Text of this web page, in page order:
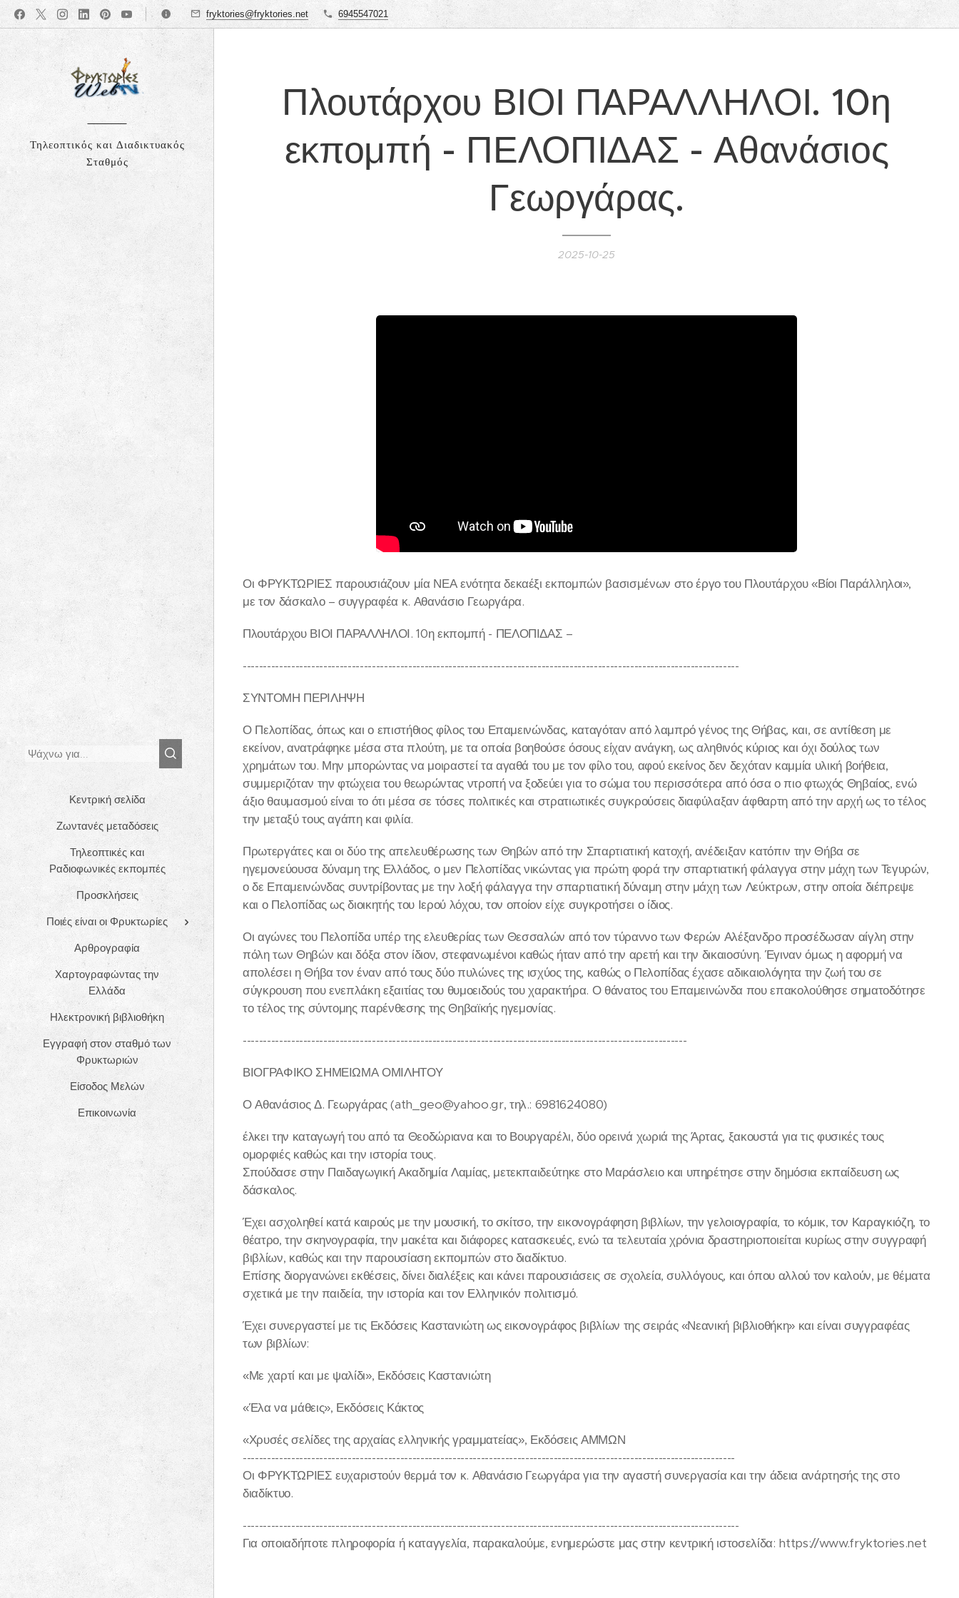
fryktories@fryktories.net 6945547021
Τηλεοπτικός και Διαδικτυακός
Σταθμός
Κεντρική σελίδα
Ζωντανές μεταδόσεις
Τηλεοπτικές και
Ραδιοφωνικές εκπομπές
Προσκλήσεις
Ποιές είναι οι Φρυκτωρίες
Αρθρογραφία
Χαρτογραφώντας την
Ελλάδα
Ηλεκτρονική βιβλιοθήκη
Εγγραφή στον σταθμό των
Φρυκτωριών
Είσοδος Μελών
Επικοινωνία
Πλουτάρχου ΒΙΟΙ ΠΑΡΑΛΛΗΛΟΙ. 10η
εκπομπή - ΠΕΛΟΠΙΔΑΣ - Αθανάσιος
Γεωργάρας.
2025-10-25
Οι ΦΡΥΚΤΩΡΙΕΣ παρουσιάζουν μία ΝΕΑ ενότητα δεκαέξι εκπομπών βασισμένων στο έργο του Πλουτάρχου «Βίοι Παράλληλοι»,
με τον δάσκαλο – συγγραφέα κ. Αθανάσιο Γεωργάρα.
Πλουτάρχου ΒΙΟΙ ΠΑΡΑΛΛΗΛΟΙ. 10η εκπομπή - ΠΕΛΟΠΙΔΑΣ –
---------------------------------------------------------------------------------------------------------------------------
ΣΥΝΤΟΜΗ ΠΕΡΙΛΗΨΗ
Ο Πελοπίδας, όπως και ο επιστήθιος φίλος του Επαμεινώνδας, καταγόταν από λαμπρό γένος της Θήβας, και, σε αντίθεση με
εκείνον, ανατράφηκε μέσα στα πλούτη, με τα οποία βοηθούσε όσους είχαν ανάγκη, ως αληθινός κύριος και όχι δούλος των
χρημάτων του. Μην μπορώντας να μοιραστεί τα αγαθά του με τον φίλο του, αφού εκείνος δεν δεχόταν καμμία υλική βοήθεια,
συμμεριζόταν την φτώχεια του θεωρώντας ντροπή να ξοδεύει για το σώμα του περισσότερα από όσα ο πιο φτωχός Θηβαίος, ενώ
άξιο θαυμασμού είναι το ότι μέσα σε τόσες πολιτικές και στρατιωτικές συγκρούσεις διαφύλαξαν άφθαρτη από την αρχή ως το τέλος
την μεταξύ τους αγάπη και φιλία.
Πρωτεργάτες και οι δύο της απελευθέρωσης των Θηβών από την Σπαρτιατική κατοχή, ανέδειξαν κατόπιν την Θήβα σε
ηγεμονεύουσα δύναμη της Ελλάδος, ο μεν Πελοπίδας νικώντας για πρώτη φορά την σπαρτιατική φάλαγγα στην μάχη των Τεγυρών,
ο δε Επαμεινώνδας συντρίβοντας με την λοξή φάλαγγα την σπαρτιατική δύναμη στην μάχη των Λεύκτρων, στην οποία διέπρεψε
και ο Πελοπίδας ως διοικητής του Ιερού λόχου, τον οποίον είχε συγκροτήσει ο ίδιος.
Οι αγώνες του Πελοπίδα υπέρ της ελευθερίας των Θεσσαλών από τον τύραννο των Φερών Αλέξανδρο προσέδωσαν αίγλη στην
πόλη των Θηβών και δόξα στον ίδιον, στεφανωμένοι καθώς ήταν από την αρετή και την δικαιοσύνη. Έγιναν όμως η αφορμή να
απολέσει η Θήβα τον έναν από τους δύο πυλώνες της ισχύος της, καθώς ο Πελοπίδας έχασε αδικαιολόγητα την ζωή του σε
σύγκρουση που ενεπλάκη εξαιτίας του θυμοειδούς του χαρακτήρα. Ο θάνατος του Επαμεινώνδα που επακολούθησε σηματοδότησε
το τέλος της σύντομης παρένθεσης της Θηβαϊκής ηγεμονίας.
--------------------------------------------------------------------------------------------------------------
ΒΙΟΓΡΑΦΙΚΟ ΣΗΜΕΙΩΜΑ ΟΜΙΛΗΤΟΥ
Ο Αθανάσιος Δ. Γεωργάρας (ath_geo@yahoo.gr, τηλ.: 6981624080)
έλκει την καταγωγή του από τα Θεοδώριανα και το Βουργαρέλι, δύο ορεινά χωριά της Άρτας, ξακουστά για τις φυσικές τους
ομορφιές καθώς και την ιστορία τους.
Σπούδασε στην Παιδαγωγική Ακαδημία Λαμίας, μετεκπαιδεύτηκε στο Μαράσλειο και υπηρέτησε στην δημόσια εκπαίδευση ως
δάσκαλος.
Έχει ασχοληθεί κατά καιρούς με την μουσική, το σκίτσο, την εικονογράφηση βιβλίων, την γελοιογραφία, το κόμικ, τον Καραγκιόζη, το
θέατρο, την σκηνογραφία, την μακέτα και διάφορες κατασκευές, ενώ τα τελευταία χρόνια δραστηριοποιείται κυρίως στην συγγραφή
βιβλίων, καθώς και την παρουσίαση εκπομπών στο διαδίκτυο.
Επίσης διοργανώνει εκθέσεις, δίνει διαλέξεις και κάνει παρουσιάσεις σε σχολεία, συλλόγους, και όπου αλλού τον καλούν, με θέματα
σχετικά με την παιδεία, την ιστορία και τον Ελληνικόν πολιτισμό.
Έχει συνεργαστεί με τις Εκδόσεις Καστανιώτη ως εικονογράφος βιβλίων της σειράς «Νεανική βιβλιοθήκη» και είναι συγγραφέας
των βιβλίων:
«Με χαρτί και με ψαλίδι», Εκδόσεις Καστανιώτη
«Έλα να μάθεις», Εκδόσεις Κάκτος
«Χρυσές σελίδες της αρχαίας ελληνικής γραμματείας», Εκδόσεις ΑΜΜΩΝ
--------------------------------------------------------------------------------------------------------------------------
Οι ΦΡΥΚΤΩΡΙΕΣ ευχαριστούν θερμά τον κ. Αθανάσιο Γεωργάρα για την αγαστή συνεργασία και την άδεια ανάρτησής της στο
διαδίκτυο.
---------------------------------------------------------------------------------------------------------------------------
Για οποιαδήποτε πληροφορία ή καταγγελία, παρακαλούμε, ενημερώστε μας στην κεντρική ιστοσελίδα: https://www.fryktories.net